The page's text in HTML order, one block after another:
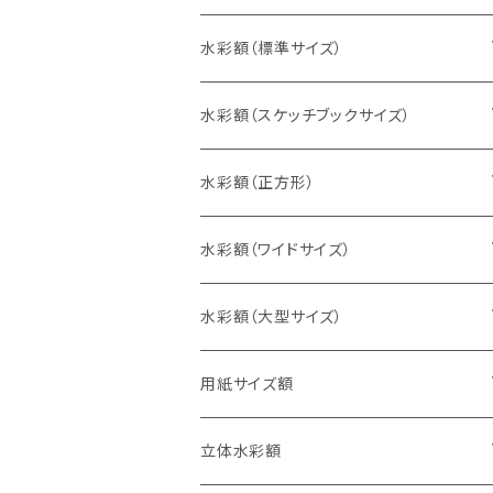
水彩額（標準サイズ）
インチ判（203×254ミリ）
八切判（242×303ミリ）
太子判（288×379ミリ）
四切判（348×424ミリ）
大衣判（394×509ミリ）
半切判（424×545ミリ）
水彩額（スケッチブックサイズ）
スケッチ4Ｆ（352×443ミリ）
スケッチ6Ｆ（458×550ミリ）
スケッチ8Ｆ（520×595ミリ）
スケッチ10Ｆ（595×670ミリ）
水彩額（正方形）
10cm正方形（100×100ミリ）
15cm正方形（150×150ミリ）
20cm正方形（200×200ミリ）
25cm正方形（250×250ミリ）
水彩額（ワイドサイズ）
15×30cm
20×40cm
25×50cm
水彩額（大型サイズ）
大判（660×850ミリ）
MO判（693×893ミリ）
用紙サイズ額
B5判（182×257ミリ）
立体水彩額